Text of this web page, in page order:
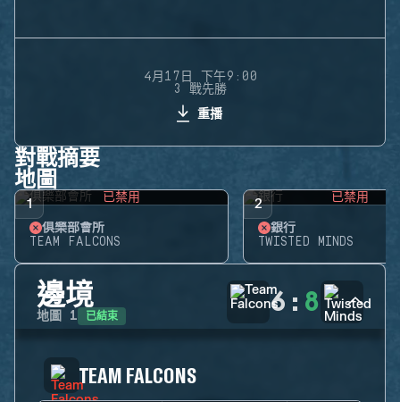
4月17日 下午9:00
3 戰先勝
重播
對戰摘要
地圖
1 已禁用
俱樂部會所
TEAM FALCONS
2 已禁用
銀行
TWISTED MINDS
邊境
地圖 1 已結束 6 : 8
TEAM FALCONS